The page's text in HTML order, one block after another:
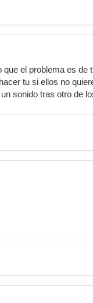
el problema es
tu si ellos no
sonido tras otro de